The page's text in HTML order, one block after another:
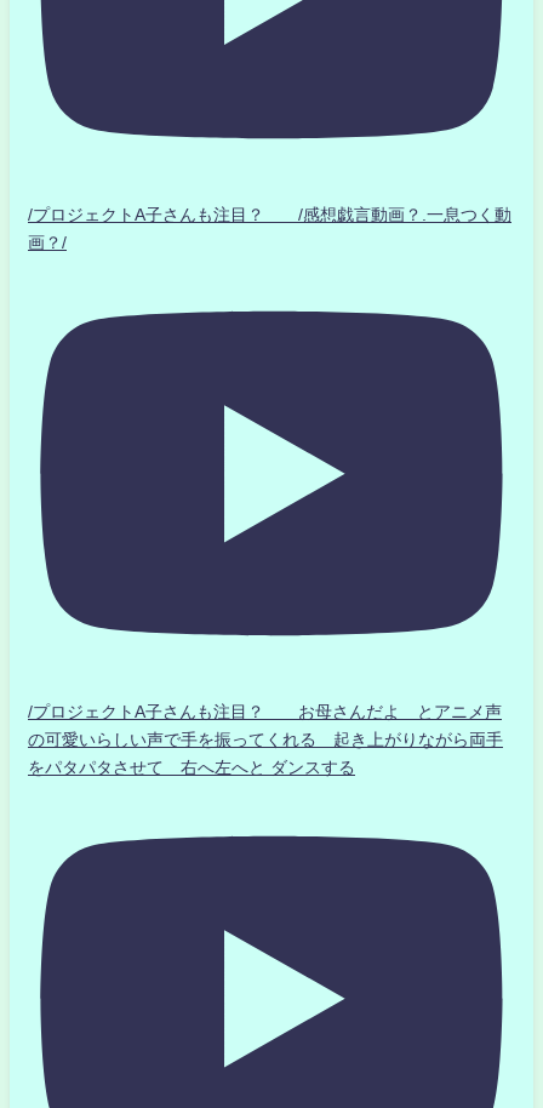
/プロジェクトA子さんも注目？ /感想戯言動画？.一息つく動
画？/
/プロジェクトA子さんも注目？ お母さんだよ とアニメ声
の可愛いらしい声で手を振ってくれる 起き上がりながら両手
をパタパタさせて 右へ左へと ダンスする